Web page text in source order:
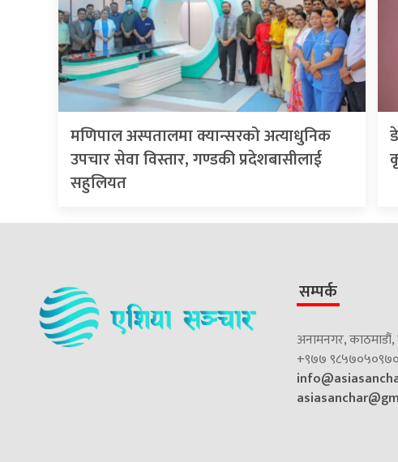
मणिपाल अस्पतालमा क्यान्सरको अत्याधुनिक
उपचार सेवा विस्तार, गण्डकी प्रदेशबासीलाई
सहुलियत
सम्पर्क
अनामनगर,
+९७७